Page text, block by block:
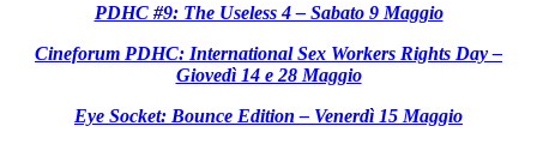
PDHC #9: The Useless 4 – Sabato 9 Maggio
Cineforum PDHC: International Sex Workers Rights Day –
Giovedì 14 e 28 Maggio
Eye Socket: Bounce Edition – Venerdì 15 Maggio